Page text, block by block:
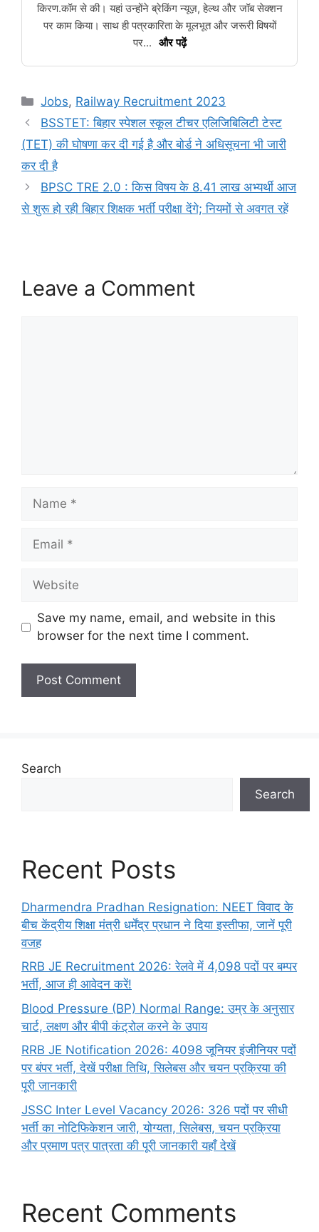
किरण.कॉम से की। यहां उन्होंने ब्रेकिंग न्यूज़, हेल्थ और जॉब सेक्शन
पर काम किया। साथ ही पत्रकारिता के मूलभूत और जरूरी विषयों
पर... और पढ़ें
Categories
Jobs, Railway Recruitment 2023
BSSTET: बिहार स्पेशल स्कूल टीचर एलिजिबिलिटी टेस्ट
(TET) की घोषणा कर दी गई है और बोर्ड ने अधिसूचना भी जारी
कर दी है
BPSC TRE 2.0 : किस विषय के 8.41 लाख अभ्यर्थी आज
से शुरू हो रही बिहार शिक्षक भर्ती परीक्षा देंगे; नियमों से अवगत रहें
Leave a Comment
Name
Email
Website
Save my name, email, and website in this
browser for the next time I comment.
Search
Search
Recent Posts
Dharmendra Pradhan Resignation: NEET विवाद के
बीच केंद्रीय शिक्षा मंत्री धर्मेंद्र प्रधान ने दिया इस्तीफा, जानें पूरी
वजह
RRB JE Recruitment 2026: रेलवे में 4,098 पदों पर बम्पर
भर्ती, आज ही आवेदन करें!
Blood Pressure (BP) Normal Range: उम्र के अनुसार
चार्ट, लक्षण और बीपी कंट्रोल करने के उपाय
RRB JE Notification 2026: 4098 जूनियर इंजीनियर पदों
पर बंपर भर्ती, देखें परीक्षा तिथि, सिलेबस और चयन प्रक्रिया की
पूरी जानकारी
JSSC Inter Level Vacancy 2026: 326 पदों पर सीधी
भर्ती का नोटिफिकेशन जारी, योग्यता, सिलेबस, चयन प्रक्रिया
और प्रमाण पत्र पात्रता की पूरी जानकारी यहाँ देखें
Recent Comments